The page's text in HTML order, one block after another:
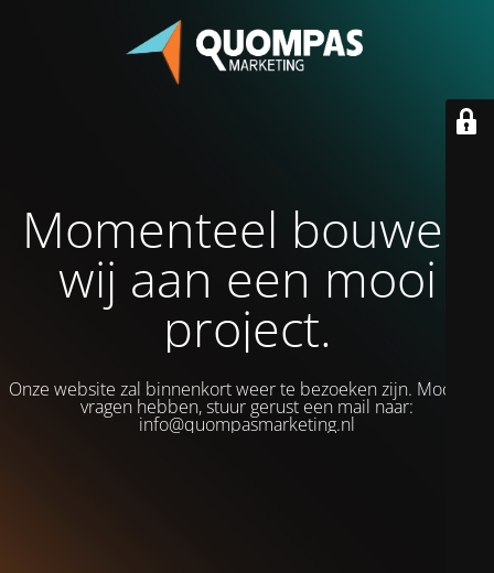
Momenteel bouwen
wij aan een mooi
project.
Onze website zal binnenkort weer te bezoeken zijn. Mocht je
vragen hebben, stuur gerust een mail naar:
info@quompasmarketing.nl